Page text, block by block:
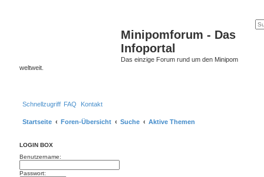
Minipomforum - Das
Infoportal
Das einzige Forum rund um den Minipom
weltweit.
Schnellzugriff FAQ Kontakt
Startseite Foren-Übersicht Suche Aktive Themen
LOGIN BOX
Benutzername:
Passwort: